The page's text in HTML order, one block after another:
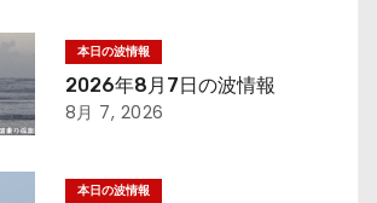
本日の波情報
2026年8月7日の波情報
8月 7, 2026
本日の波情報